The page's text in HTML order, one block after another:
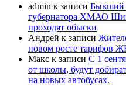
admin к записи Бывший
губернатора ХМАО
проходят обыски
Андрей к записи
новом росте тарифов
Макс к записи С 1
от школы, будут
на новых автобусах.